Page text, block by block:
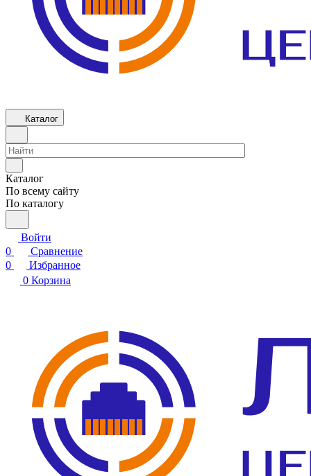
Каталог
Каталог
По всему сайту
По каталогу
Войти
0
Сравнение
0
Избранное
0 Корзина